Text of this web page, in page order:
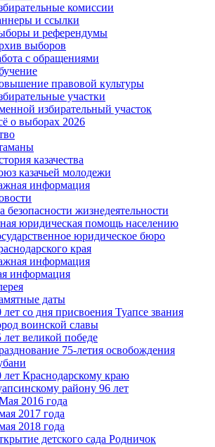
комиссии
и ссылки
и референдумы
выборов
с обращениями
правовой культуры
участки
избирательный участок
о выборах 2026
казачества
казачьей молодежи
информация
безопасности жизнедеятельности
юридическая помощь населению
юридическое бюро
края
информация
информация
даты
лет со дня присвоения Туапсе звания
воинской славы
лет великой победе
75-летия освобождения
лет Краснодарскому краю
району 96 лет
2016 года
2017 года
2018 года
детского сада Родничок